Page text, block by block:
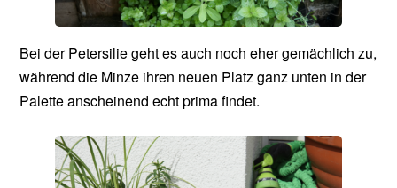
Bei der Petersilie geht es auch noch eher gemächlich zu,
während die Minze ihren neuen Platz ganz unten in der
Palette anscheinend echt prima findet.